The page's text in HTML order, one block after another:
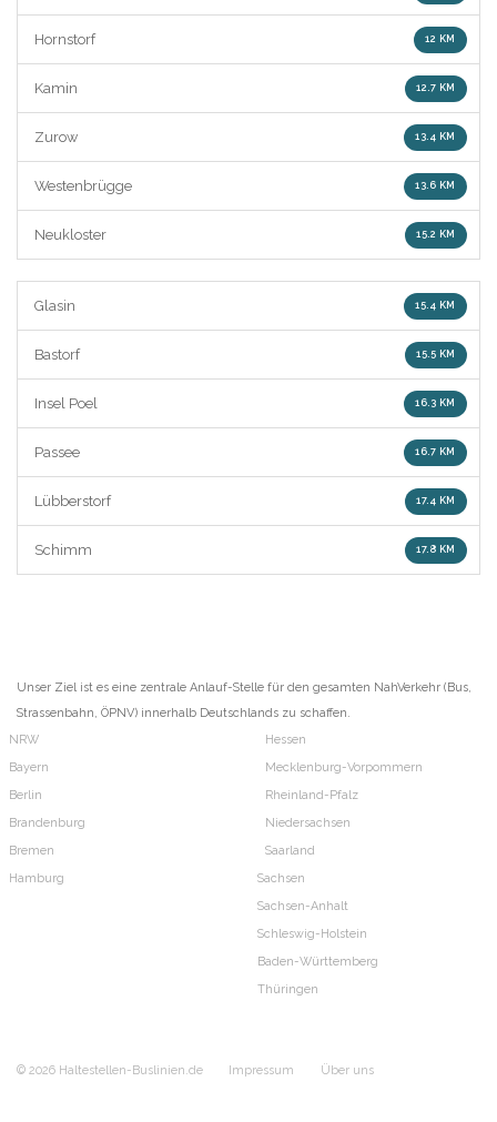
Hornstorf 12 KM
Kamin 12.7 KM
Zurow 13.4 KM
Westenbrügge 13.6 KM
Neukloster 15.2 KM
Glasin 15.4 KM
Bastorf 15.5 KM
Insel Poel 16.3 KM
Passee 16.7 KM
Lübberstorf 17.4 KM
Schimm 17.8 KM
Unser Ziel ist es eine zentrale Anlauf-Stelle für den gesamten NahVerkehr (Bus,
Strassenbahn, ÖPNV) innerhalb Deutschlands zu schaffen.
NRW
Bayern
Berlin
Brandenburg
Bremen
Hamburg
Hessen
Mecklenburg-Vorpommern
Rheinland-Pfalz
Niedersachsen
Saarland
Sachsen
Sachsen-Anhalt
Schleswig-Holstein
Baden-Württemberg
Thüringen
© 2026 Haltestellen-Buslinien.de Impressum Über uns